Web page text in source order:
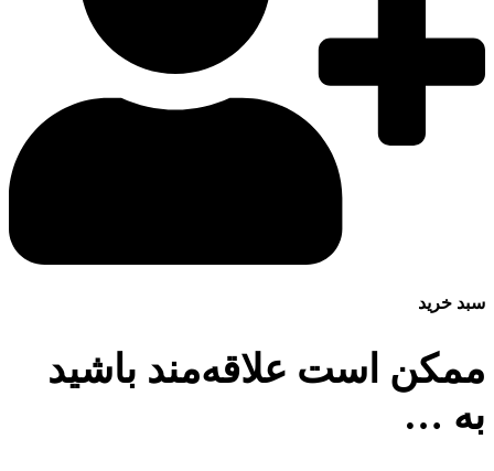
سبد خرید
ممکن است علاقه‌مند باشید
به …